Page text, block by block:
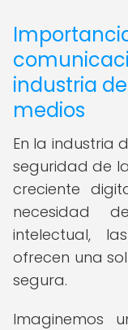
industria
medios
En la industria
seguridad de
creciente
necesidad
intelectual,
ofrecen una
segura.
Imaginemos